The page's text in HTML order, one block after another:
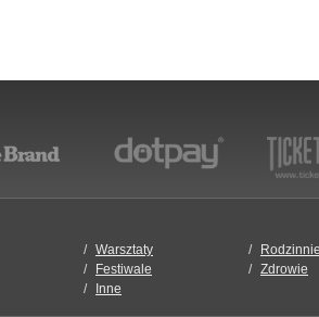
Warsztaty Rodzinnie
Festiwale Zdrowie
Inne